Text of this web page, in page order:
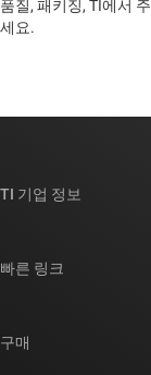
품질, 패키징, TI에서
세요. ​​​​​​​​​​​​​​
TI 기업 정보
빠른 링크
구매